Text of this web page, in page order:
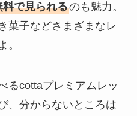
で見られるのも魅力。
菓子などさまざまなレ
。
るcottaプレミアムレッ
、分からないところは